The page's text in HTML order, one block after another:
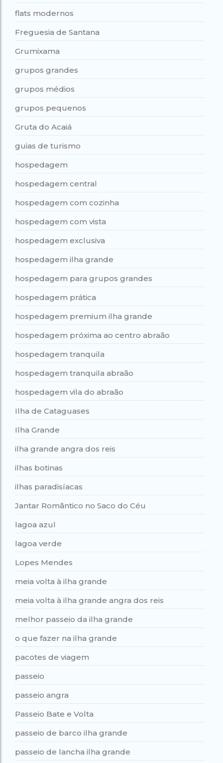
flats modernos
Freguesia de Santana
Grumixama
grupos grandes
grupos médios
grupos pequenos
Gruta do Acaiá
guias de turismo
hospedagem
hospedagem central
hospedagem com cozinha
hospedagem com vista
hospedagem exclusiva
hospedagem ilha grande
hospedagem para grupos grandes
hospedagem prática
hospedagem premium ilha grande
hospedagem próxima ao centro abraão
hospedagem tranquila
hospedagem tranquila abraão
hospedagem vila do abraão
Ilha de Cataguases
Ilha Grande
ilha grande angra dos reis
ilhas botinas
ilhas paradisíacas
Jantar Romântico no Saco do Céu
lagoa azul
lagoa verde
Lopes Mendes
meia volta à ilha grande
meia volta à ilha grande angra dos reis
melhor passeio da ilha grande
o que fazer na ilha grande
pacotes de viagem
passeio
passeio angra
Passeio Bate e Volta
passeio de barco ilha grande
passeio de lancha ilha grande